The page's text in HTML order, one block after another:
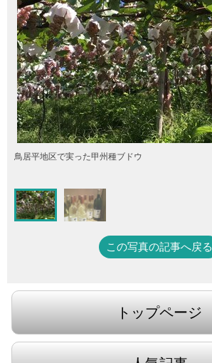
鳥居平地区で実った甲州種ブドウ
この写真の記事へ戻る
トップページ